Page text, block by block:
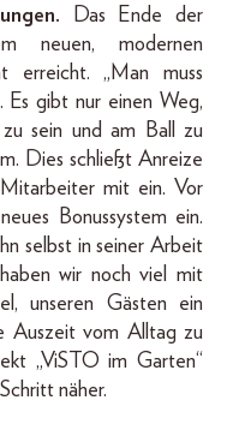
Das Ende der
neuen, modernen
erreicht. „Man muss
Es gibt nur einen Weg,
sein und am Ball zu
Dies schließt Anreize
mit ein. Vor
Bonussystem ein.
selbst in seiner Arbeit
wir noch viel mit
unseren Gästen ein
Auszeit vom Alltag zu
„ViSTO im Garten“
näher.